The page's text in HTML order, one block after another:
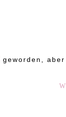
geworden,